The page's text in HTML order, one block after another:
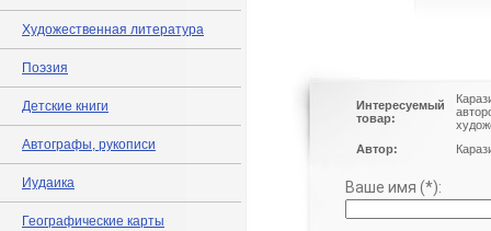
Художественная литература
Поэзия
Детские книги
Автографы, рукописи
Иудаика
Географические карты
Интересуемый
товар:
Автор:
Ваше имя (*):